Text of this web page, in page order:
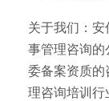
关于我们：
事管理咨询的
委备案资质的
理咨询培训行